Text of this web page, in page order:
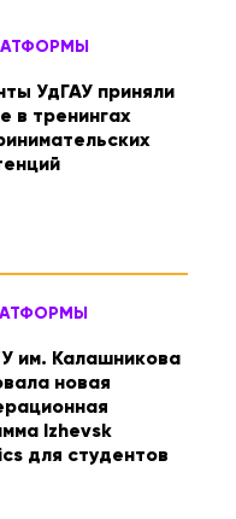
УдГАУ приняли
в тренингах
им. Калашникова
новая
Izhevsk
для студентов